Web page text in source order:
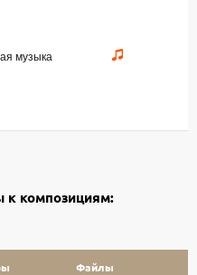
музыка
к композициям:
Файлы